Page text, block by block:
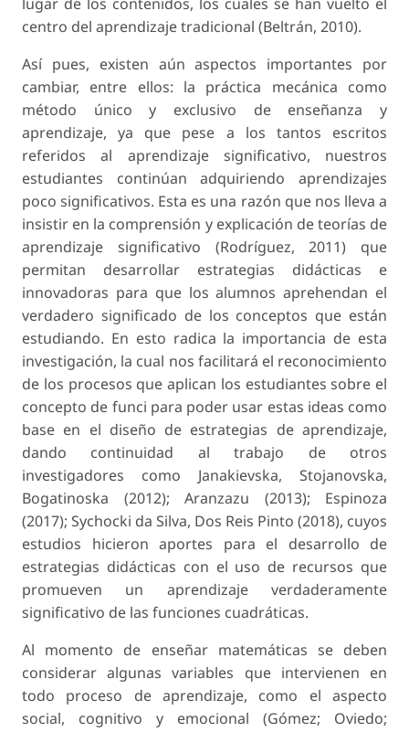
centro del aprendizaje tradicional (Beltrán, 2010).
Así pues, existen aún aspectos importantes por
cambiar, entre ellos: la práctica mecánica como
método único y exclusivo de enseñanza y
aprendizaje, ya que pese a los tantos escritos
referidos al aprendizaje significativo, nuestros
estudiantes continúan adquiriendo aprendizajes
poco significativos. Esta es una razón que nos lleva a
insistir en la comprensión y explicación de teorías de
aprendizaje significativo (Rodríguez, 2011) que
permitan desarrollar estrategias didácticas e
innovadoras para que los alumnos aprehendan el
verdadero significado de los conceptos que están
estudiando. En esto radica la importancia de esta
investigación, la cual nos facilitará el reconocimiento
de los procesos que aplican los estudiantes sobre el
concepto de funci para poder usar estas ideas como
base en el diseño de estrategias de aprendizaje,
dando continuidad al trabajo de otros
investigadores como Janakievska, Stojanovska,
Bogatinoska (2012); Aranzazu (2013); Espinoza
(2017); Sychocki da Silva, Dos Reis Pinto (2018), cuyos
estudios hicieron aportes para el desarrollo de
estrategias didácticas con el uso de recursos que
promueven un aprendizaje verdaderamente
significativo de las funciones cuadráticas.
Al momento de enseñar matemáticas se deben
considerar algunas variables que intervienen en
todo proceso de aprendizaje, como el aspecto
social, cognitivo y emocional (Gómez; Oviedo;